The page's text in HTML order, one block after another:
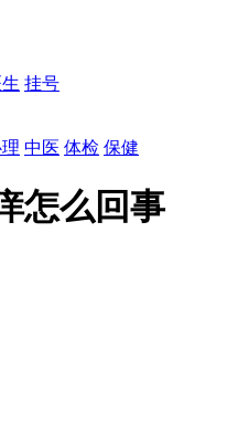
挂号
中医 体检 保健
怎么回事